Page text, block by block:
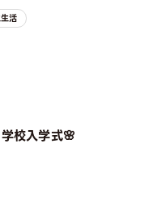
活
校入学式🌸